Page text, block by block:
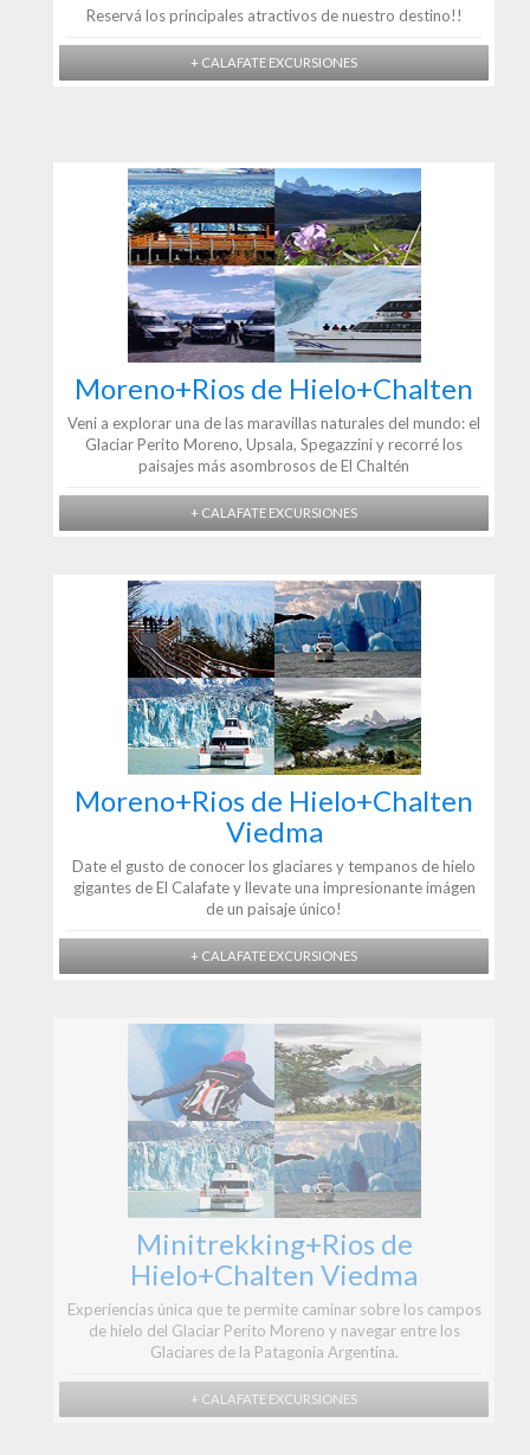
Reservá los principales atractivos de nuestro destino!!
+ CALAFATE EXCURSIONES
Moreno+Rios de Hielo+Chalten
Veni a explorar una de las maravillas naturales del mundo: el
Glaciar Perito Moreno, Upsala, Spegazzini y recorré los
paisajes más asombrosos de El Chaltén
+ CALAFATE EXCURSIONES
Moreno+Rios de Hielo+Chalten
Viedma
Date el gusto de conocer los glaciares y tempanos de hielo
gigantes de El Calafate y llevate una impresionante imágen
de un paisaje único!
+ CALAFATE EXCURSIONES
Minitrekking+Rios de
Hielo+Chalten Viedma
Experiencias única que te permite caminar sobre los campos
de hielo del Glaciar Perito Moreno y navegar entre los
Glaciares de la Patagonia Argentina.
+ CALAFATE EXCURSIONES